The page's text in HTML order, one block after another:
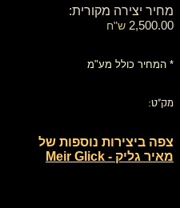
מחיר יצירה מקורית:
2,500.00 ש"ח
* המחיר כולל מע"מ
מק"ט:
צפה ביצירות נוספות של
מאיר גליק - Meir Glick